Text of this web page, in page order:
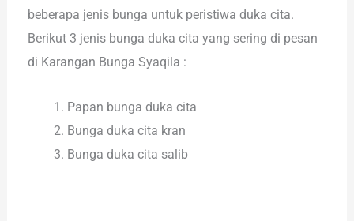
beberapa jenis bunga untuk peristiwa duka cita.
Berikut 3 jenis bunga duka cita yang sering di pesan
di Karangan Bunga Syaqila :
Papan bunga duka cita
Bunga duka cita kran
Bunga duka cita salib